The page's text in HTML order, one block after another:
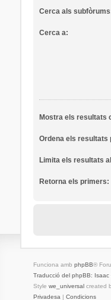
Cerca als
Cerca a:
Mostra els resultats
Ordena els resultats
Limita els resultats
Retorna els primers:
Funciona amb phpBB®
Traducció del phpBB: Isaac
Style we_universalcreated
Privadesa | Condicions